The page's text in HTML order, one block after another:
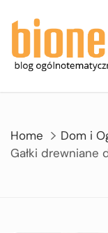
Home
Dom i
Gałki drewniane